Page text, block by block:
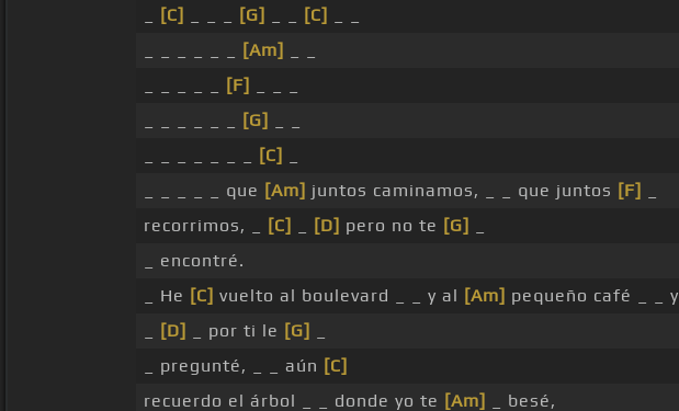
[C] [G] [C]
[Am]
[F]
[G]
[C]
_ _ _ _ _ que [Am] juntos caminamos, _ _ que juntos [F]
recorrimos, _
[C] [D] pero no te [G]
_ encontré.
_ He [C] vuelto al boulevard _ _ y al [Am] pequeño café _ _
[D] _ por ti le [G]
_ pregunté, _ _ aún [C]
recuerdo el árbol _ _ donde yo te [Am]
_ besé,